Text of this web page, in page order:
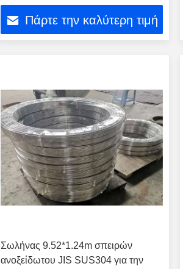
κάμψη
Πάρτε την καλύτερη τιμή
Σωλήνας 9.52*1.24m σπειρών
ανοξείδωτου JIS SUS304 για την